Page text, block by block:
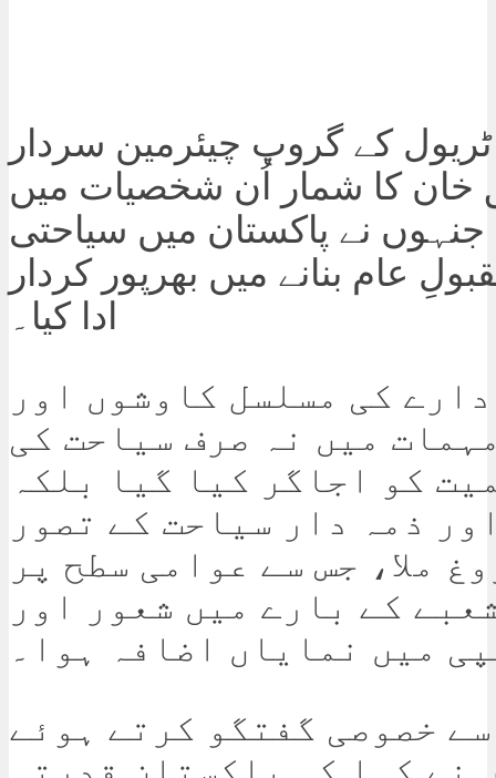
کے گروپ چیئرمین سردار
خان کا شمار اُن شخصیات میں
جنہوں نے پاکستان میں سیاحتی
عام بنانے میں بھرپور کردار
ادا کیا۔
کی مسلسل کاوشوں اور
میں نہ صرف سیاحت کی
کو اجاگر کیا گیا بلکہ
ذمہ دار سیاحت کے تصور
ملا، جس سے عوامی سطح پر
کے بارے میں شعور اور
میں نمایاں اضافہ ہوا۔
خصوصی گفتگو کرتے ہوئے
نے کہا کہ پاکستان قدرتی